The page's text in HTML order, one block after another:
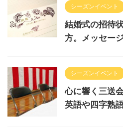
シーズンイベント
結婚式の招待
方。メッセー
シーズンイベント
心に響く三送
英語や四字熟